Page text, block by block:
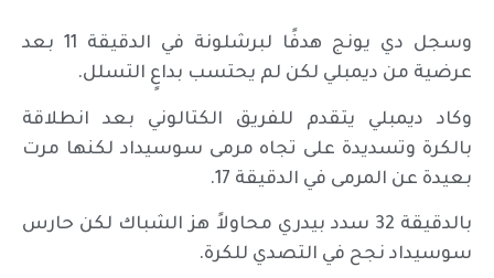
وسجل دي يونج هدفًا لبرشلونة في الدقيقة 11 بعد
عرضية من ديمبلي لكن لم يحتسب بداعٍ التسلل.
وكاد ديمبلي يتقدم للفريق الكتالوني بعد انطلاقة
بالكرة وتسديدة على تجاه مرمى سوسيداد لكنها مرت
بعيدة عن المرمى في الدقيقة 17.
بالدقيقة 32 سدد بيدري محاولاً هز الشباك لكن حارس
سوسيداد نجح في التصدي للكرة.